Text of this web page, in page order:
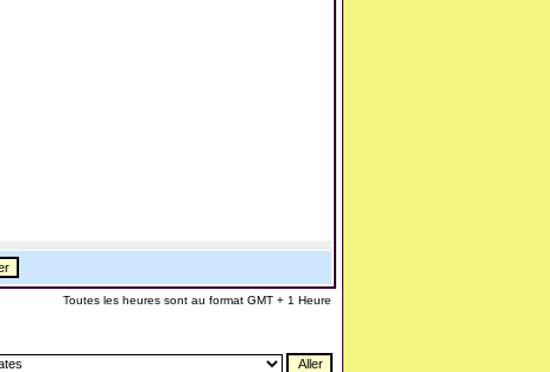
Toutes les heures sont au format GMT + 1 Heure